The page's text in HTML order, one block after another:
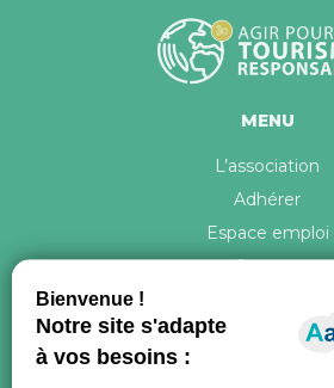
MENU
L’association
Adhérer
Espace emploi
Contact